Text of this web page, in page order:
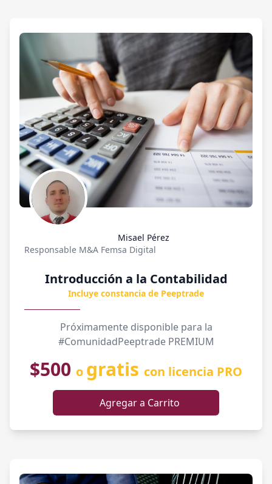
adecuadas para poder hacerlo, del mismo modo
busca incrementar los conocimientos y
reafirmarlos para profesionales de la industria.
Lo primordial del curso es que está enfocado en
casos prácticos, en los cuales se explica el uso
en el mundo real de cada uno de los temas
vistos. Las bases para tomar el curso son
conocimientos de aritmética (Operaciones
básicas y despejes) y tener Microsoft Excel para
los ejercicios.
Misael Pérez
Responsable M&A Femsa Digital
Introducción a la Contabilidad
Incluye constancia de Peeptrade
Próximamente disponible para la
#ComunidadPeeptrade PREMIUM
$500 o gratis con licencia PRO
Agregar a Carrito